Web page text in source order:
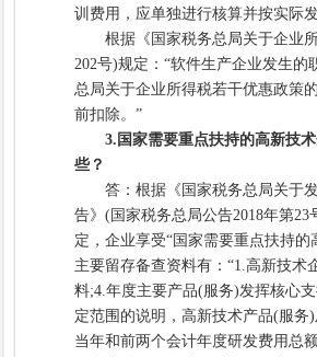
训费用，应单独进行核算并按实际
根据《国家税务总局关于企业所
202号)规定：“软件生产企业发生
总局关于企业所得税若干优惠政策
前扣除。”
3.国家需要重点扶持的高新技
些？
答：根据《国家税务总局关于发
告》(国家税务总局公告2018年第
定，企业享受“国家需要重点扶持的
主要留存备查资料有：“1.高新技
料;4.年度主要产品(服务)发挥核心
定范围的说明，高新技术产品(服
当年和前两个会计年度研发费用总